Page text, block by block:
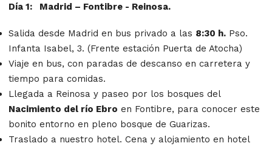
Día 1: Madrid – Fontibre - Reinosa.
Salida desde Madrid en bus privado a las 8:30 h. Pso.
Infanta Isabel, 3. (Frente estación Puerta de Atocha)
Viaje en bus, con paradas de descanso en carretera y
tiempo para comidas.
Llegada a Reinosa y paseo por los bosques del
Nacimiento del río Ebro en Fontibre, para conocer este
bonito entorno en pleno bosque de Guarizas.
Traslado a nuestro hotel. Cena y alojamiento en hotel